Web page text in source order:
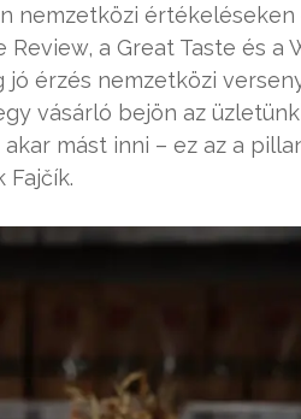
nemzetközi értékeléseken
a Great Taste és a
érzés nemzetközi
vásárló bejön az
mást inni – ez az a
Fajčík.